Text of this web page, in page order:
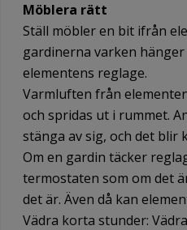
Möblera rätt
Ställ möbler en bit ifrån
gardinerna varken
elementens reglage.
Varmluften från
och spridas ut i rummet.
stänga av sig, och det blir
Om en gardin täcker
termostaten som om det
det är. Även då kan
Vädra korta stunder: